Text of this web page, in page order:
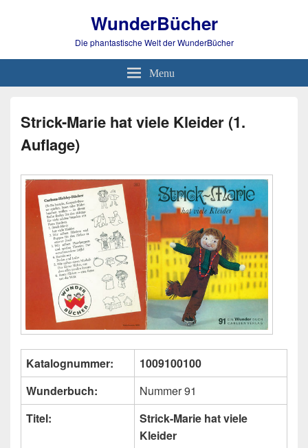
WunderBücher
Die phantastische Welt der WunderBücher
Menu
Strick-Marie hat viele Kleider (1.
Auflage)
Katalognummer:
1009100100
Wunderbuch:
Nummer 91
Titel:
Strick-Marie hat viele
Kleider